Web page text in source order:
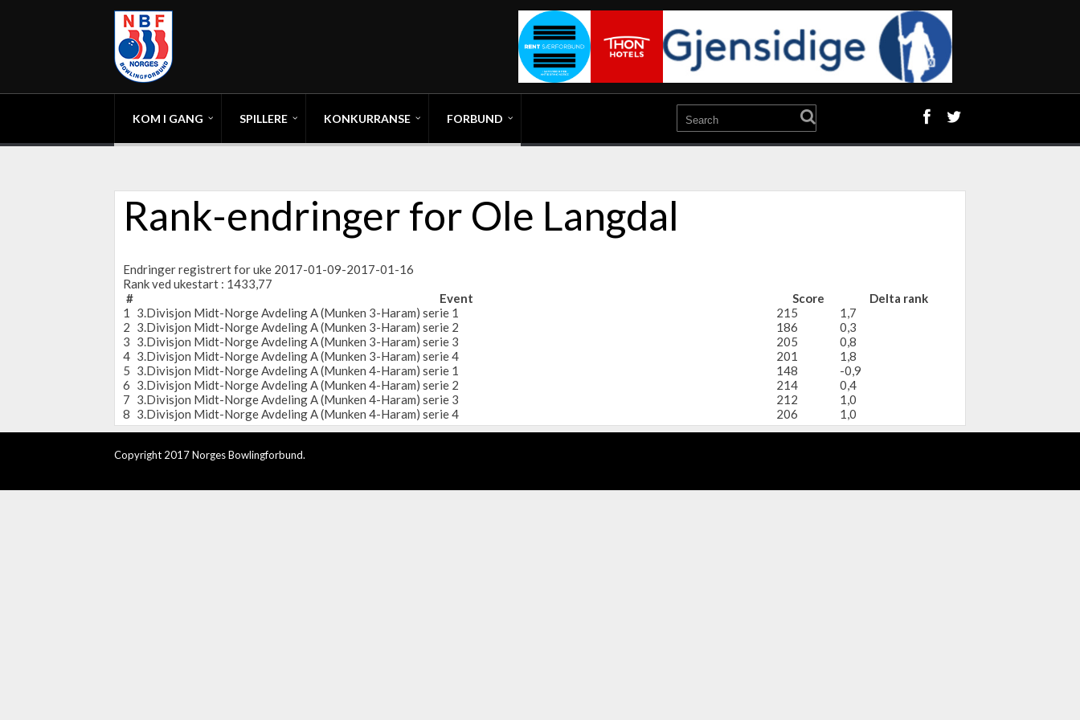
KOM I GANG SPILLERE KONKURRANSE FORBUND
Rank-endringer for Ole Langdal
Endringer registrert for uke 2017-01-09-2017-01-16
Rank ved ukestart : 1433,77
#
Event Score
Delta rank
1
3.Divisjon Midt-Norge Avdeling A (Munken 3-Haram) serie 1 215
1,7
2 3.Divisjon Midt-Norge Avdeling A (Munken 3-Haram) serie 2 186
0,3
3 3.Divisjon Midt-Norge Avdeling A (Munken 3-Haram) serie 3 205
0,8
4 3.Divisjon Midt-Norge Avdeling A (Munken 3-Haram) serie 4 201
1,8
5 3.Divisjon Midt-Norge Avdeling A (Munken 4-Haram) serie 1 148
-0,9
6 3.Divisjon Midt-Norge Avdeling A (Munken 4-Haram) serie 2 214
0,4
7 3.Divisjon Midt-Norge Avdeling A (Munken 4-Haram) serie 3 212
1,0
8 3.Divisjon Midt-Norge Avdeling A (Munken 4-Haram) serie 4 206 1,0
Copyright 2017 Norges Bowlingforbund.